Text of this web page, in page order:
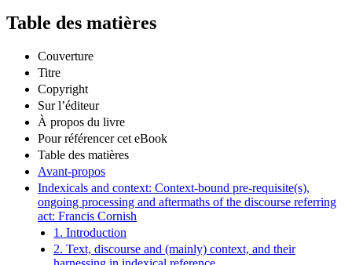
Table des matières
Couverture
Titre
Copyright
Sur l’éditeur
À propos du livre
Pour référencer cet eBook
Table des matières
Avant-propos
Indexicals and context: Context-bound pre-requisite(s),
ongoing processing and aftermaths of the discourse referring
act: Francis Cornish
1. Introduction
2. Text, discourse and (mainly) context, and their